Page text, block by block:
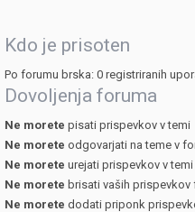
Kdo je prisoten
Po forumu brska: 0 registriranih
Dovoljenja foruma
Ne morete pisati prispevkov v temi
Ne morete odgovarjati na teme v
Ne morete urejati prispevkov v temi
Ne morete brisati vaših prispevkov
Ne morete dodati priponk